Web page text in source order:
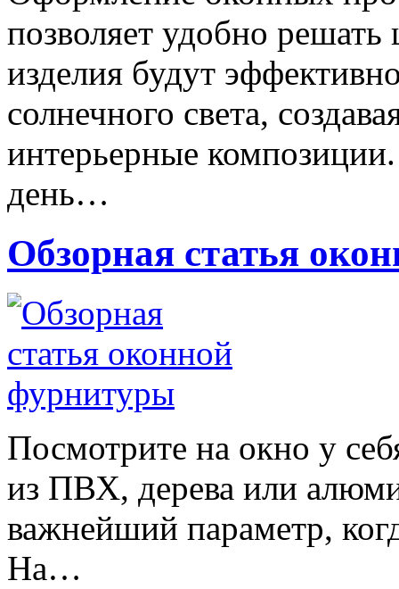
позволяет удобно
изделия будут
солнечного света,
интерьерные
день…
Обзорная статья
Посмотрите на окно у
из ПВХ, дерева или
важнейший параметр,
На…